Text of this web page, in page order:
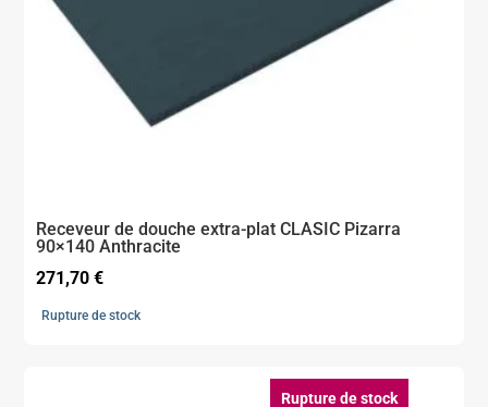
Receveur de douche extra-plat CLASIC Pizarra
90×140 Anthracite
271,70€
Rupture de stock
Rupture de stock